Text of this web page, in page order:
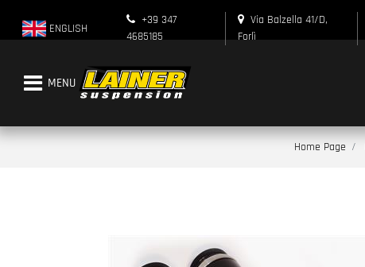
ENGLISH
+39 347
4685185
Via Balzella 41/D,
Forlì
Open menu
Home Page